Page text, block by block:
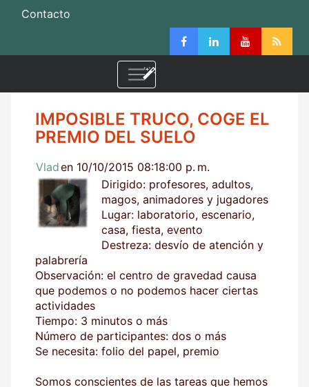
Contacto
IMPOSIBLE TRUCO, COGE EL
PREMIO DEL SUELO
Vladen 10/10/2015 08:18:00 p. m.
Dirigido: profesores, adultos,
magos, animadores y jugadores
Lugar: laboratorio, escenario,
casa, fiesta, evento
Destreza: desvío de atención y
palabrería
Observación: el centro de gravedad causa
que podemos o no podemos hacer ciertas
actividades
Tiempo: 3 minutos o más
Número de participantes: dos o más
Se necesita: folio del papel, premio
Somos conscientes de las tareas que hemos